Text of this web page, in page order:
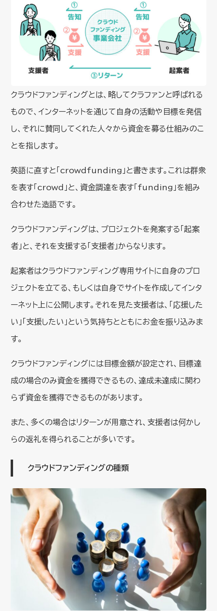
クラウドファンディングとは、略してクラファンと呼ばれる
もので、インターネットを通じて自身の活動や目標を発信
し、それに賛同してくれた人々から資金を募る仕組みのこ
とを指します。
英語に直すと「crowdfunding」と書きます。これは群衆
を表す「crowd」と、資金調達を表す「funding」を組み
合わせた造語です。
クラウドファンディングは、プロジェクトを発案する「起案
者」と、それを支援する「支援者」からなります。
起案者はクラウドファンディング専用サイトに自身のプロ
ジェクトを立てる、もしくは自身でサイトを作成してインタ
ーネット上に公開します。それを見た支援者は、「応援した
い」「支援したい」という気持ちとともにお金を振り込みま
す。
クラウドファンディングには目標金額が設定され、目標達
成の場合のみ資金を獲得できるもの、達成未達成に関わ
らず資金を獲得できるものがあります。
また、多くの場合はリターンが用意され、支援者は何かし
らの返礼を得られることが多いです。
クラウドファンディングの種類